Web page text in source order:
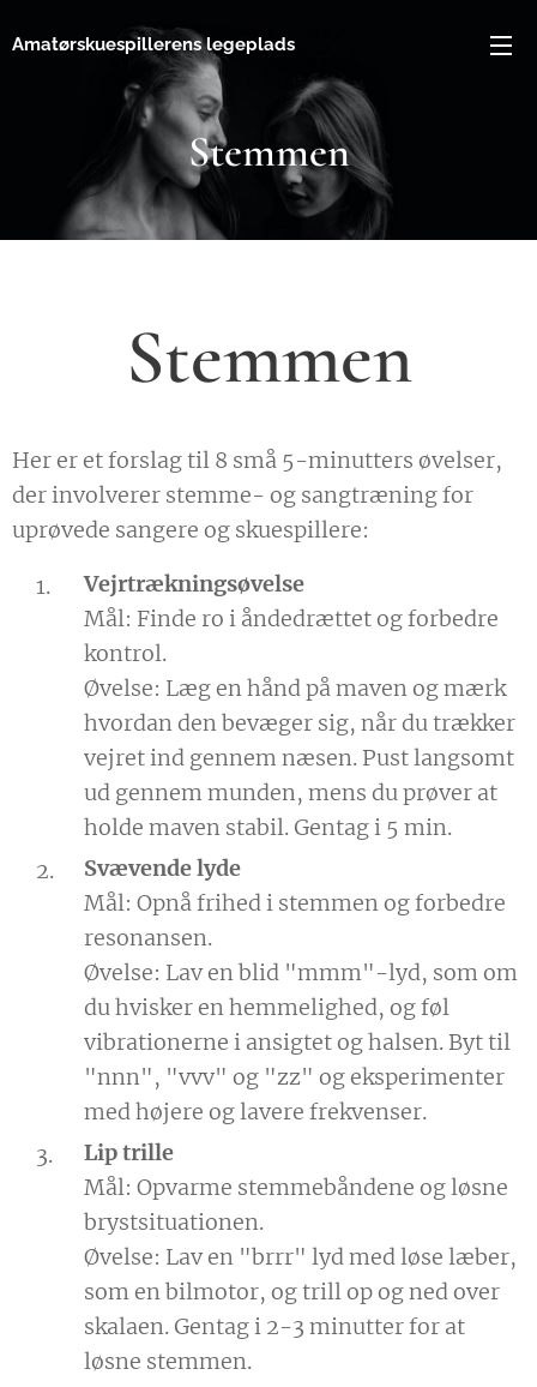
Amatørskuespillerens legeplads
Stemmen
Stemmen
Her er et forslag til 8 små 5-minutters øvelser,
der involverer stemme- og sangtræning for
uprøvede sangere og skuespillere:
Vejrtrækningsøvelse
Mål: Finde ro i åndedrættet og forbedre
kontrol.
Øvelse: Læg en hånd på maven og mærk
hvordan den bevæger sig, når du trækker
vejret ind gennem næsen. Pust langsomt
ud gennem munden, mens du prøver at
holde maven stabil. Gentag i 5 min.
Svævende lyde
Mål: Opnå frihed i stemmen og forbedre
resonansen.
Øvelse: Lav en blid "mmm"-lyd, som om
du hvisker en hemmelighed, og føl
vibrationerne i ansigtet og halsen. Byt til
"nnn", "vvv" og "zz" og eksperimenter
med højere og lavere frekvenser.
Lip trille
Mål: Opvarme stemmebåndene og løsne
brystsituationen.
Øvelse: Lav en "brrr" lyd med løse læber,
som en bilmotor, og trill op og ned over
skalaen. Gentag i 2-3 minutter for at
løsne stemmen.